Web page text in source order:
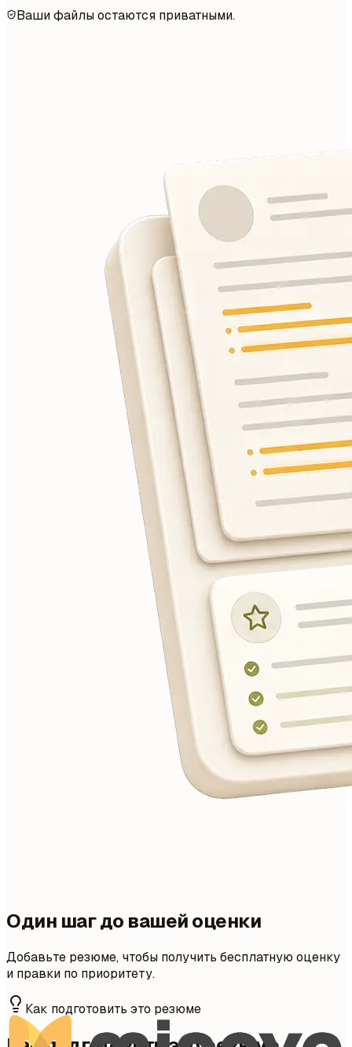
Ваши файлы остаются приватными.
Один шаг до вашей оценки
Добавьте резюме, чтобы получить бесплатную оценку
и правки по приоритету.
Как подготовить это резюме